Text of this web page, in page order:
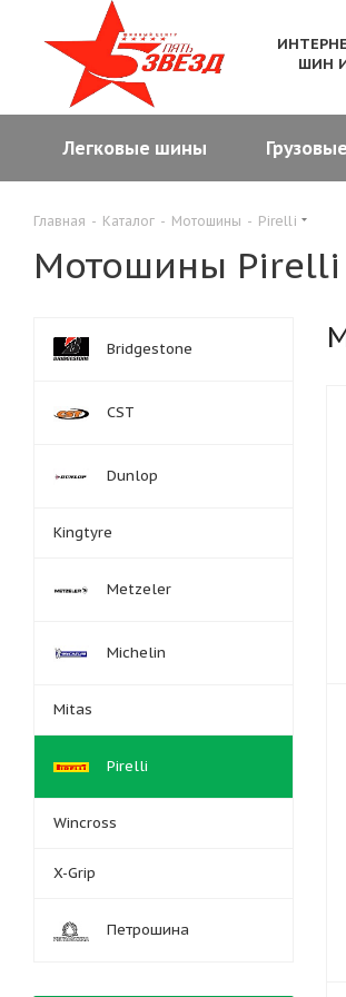
ШИН
Легковые шины
Главная - Каталог - Мотошины - Pirelli
Мотошины Pirelli
Bridgestone
CST
Dunlop
Kingtyre
Metzeler
Michelin
Mitas
Pirelli
Wincross
X-Grip
Петрошина